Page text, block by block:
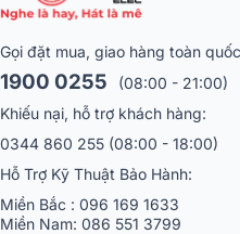
Gọi đặt mua, giao hàng toàn quốc
1900 0255
(08:00 - 21:00)
Khiếu nại, hỗ trợ khách hàng:
0344 860 255 (08:00 - 18:00)
Hỗ Trợ Kỹ Thuật Bảo Hành:
Miền Bắc : 096 169 1633
Miền Nam: 086 551 3799